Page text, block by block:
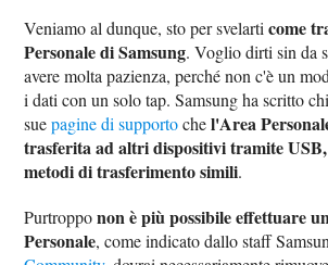
Veniamo al dunque, sto per svelarticome
Personale di Samsung. Voglio dirti sin da
avere molta pazienza, perché non c'è un
i dati con un solo tap. Samsung ha scritto
suepagine di supportochel'Area
trasferita ad altri dispositivi tramite
metodi di trasferimento simili.
Purtropponon è più possibile effettuare
Personale, come indicato dallo staff